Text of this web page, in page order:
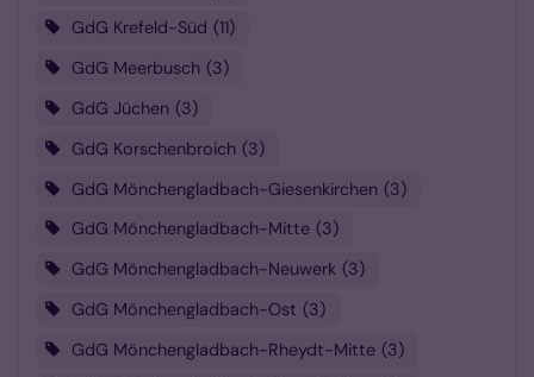
GdG Krefeld-Süd
11
GdG Meerbusch 3
GdG Jüchen 3
GdG Korschenbroich 3
GdG Mönchengladbach-Giesenkirchen 3
GdG Mönchengladbach-Mitte
3
GdG Mönchengladbach-Neuwerk 3
GdG Mönchengladbach-Ost 3
GdG Mönchengladbach-Rheydt-Mitte 3